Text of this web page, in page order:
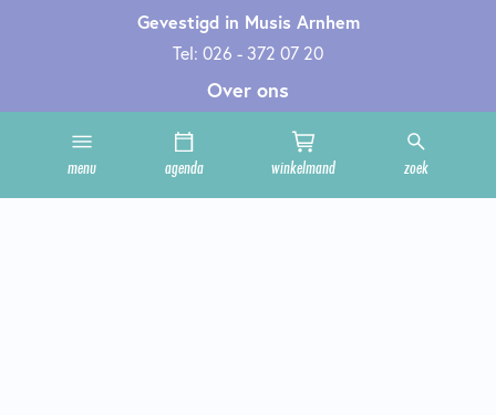
menu agenda winkelmand zoek
Gevestigd in Musis Arnhem
Tel: 026 - 372 07 20
Over ons
Werken bij